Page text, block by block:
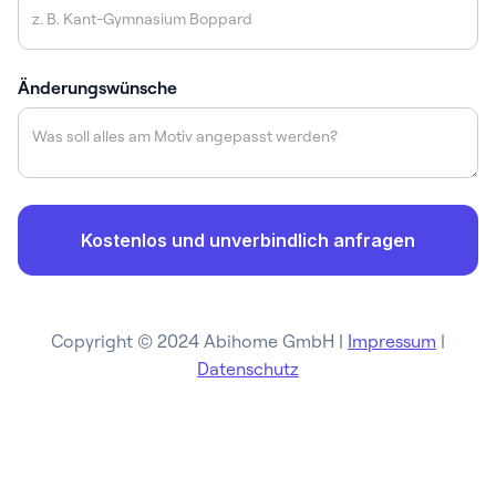
Änderungswünsche
Copyright © 2024 Abihome GmbH | Impressum |
Datenschutz